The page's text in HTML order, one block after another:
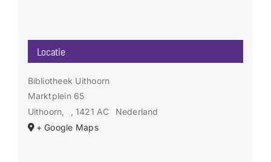
Locatie
Bibliotheek Uithoorn
Marktplein 65
Uithoorn
, 1421 AC
Nederland
+ Google Maps